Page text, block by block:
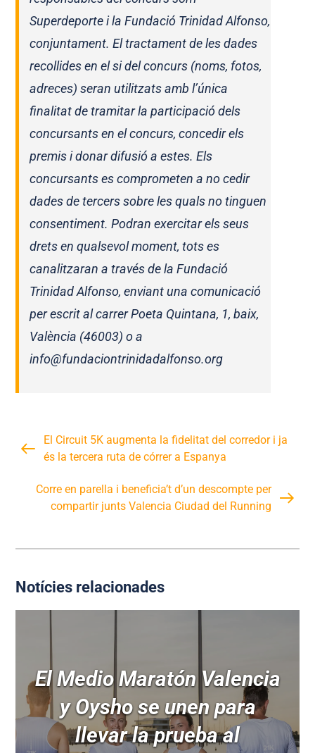
Superdeporte i la Fundació Trinidad Alfonso,
conjuntament. El tractament de les dades
recollides en el si del concurs (noms, fotos,
adreces) seran utilitzats amb l’única
finalitat de tramitar la participació dels
concursants en el concurs, concedir els
premis i donar difusió a estes. Els
concursants es comprometen a no cedir
dades de tercers sobre les quals no tinguen
consentiment. Podran exercitar els seus
drets en qualsevol moment, tots es
canalitzaran a través de la Fundació
Trinidad Alfonso, enviant una comunicació
per escrit al carrer Poeta Quintana, 1, baix,
València (46003) o a
info@fundaciontrinidadalfonso.org
El Circuit 5K augmenta la fidelitat del corredor i ja
és la tercera ruta de córrer a Espanya
Corre en parella i beneficia’t d’un descompte per
compartir junts Valencia Ciudad del Running
Notícies relacionades
El Medio Maratón Valencia
y Oysho se unen para
llevar la prueba al